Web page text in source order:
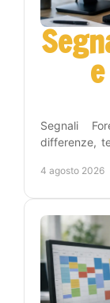
Segnali
differenze,
4 agosto 2026